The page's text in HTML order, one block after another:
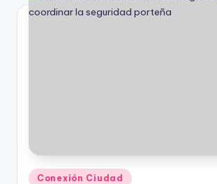
Posted
Conexión Ciudad